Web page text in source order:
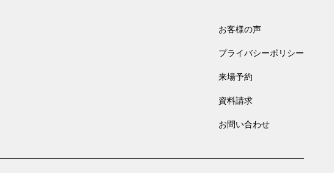
お客様の声
プライバシーポリシー
来場予約
資料請求
お問い合わせ